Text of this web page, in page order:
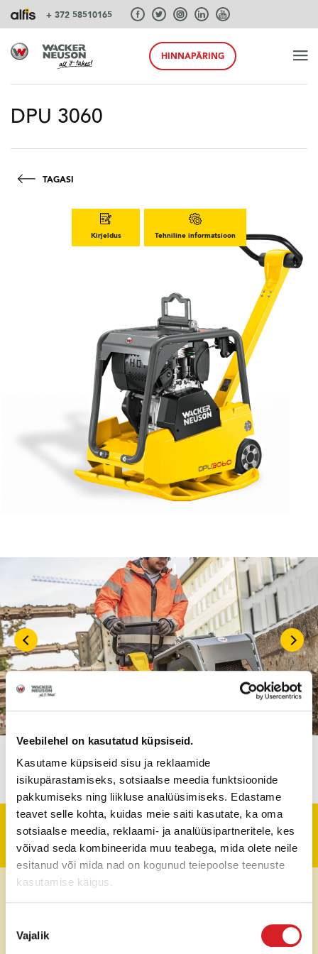
Veebilehel on kasutatud küpsiseid.
Kasutame küpsiseid sisu ja reklaamide
isikupärastamiseks, sotsiaalse meedia funktsioonide
pakkumiseks ning liikluse analüüsimiseks. Edastame
teavet selle kohta, kuidas meie saiti kasutate, ka oma
sotsiaalse meedia, reklaami- ja analüüsipartneritele, kes
võivad seda kombineerida muu teabega, mida olete neile
esitanud või mida nad on kogunud teiepoolse teenuste
kasutamise käigus.
valik
Vajalik
+ 372 58510165
TOOTED
SÜSTEEMID
KASUTATUD TEHNIKA
KARJÄÄR
MEIST
KONTAKT
HINNAPÄRING
DPU 3060
TAGASI
Kirjeldus Tehniline informatsioon
Tehniline informatsioon
Kaal